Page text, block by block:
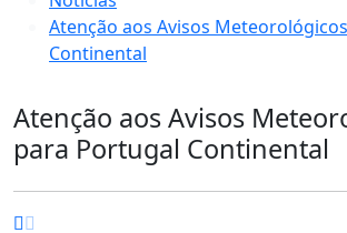
Atenção aos Avisos
Continental
Atenção aos Avisos
para Portugal Continental